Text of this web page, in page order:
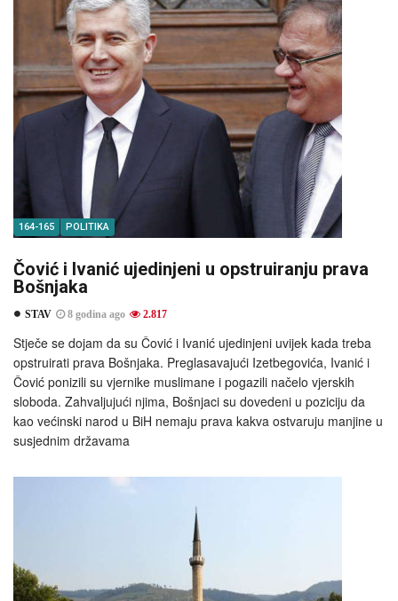
164-165 POLITIKA
Čović i Ivanić ujedinjeni u opstruiranju prava
Bošnjaka
STAV 8 godina ago 2.817
Stječe se dojam da su Čović i Ivanić ujedinjeni uvijek kada treba
opstruirati prava Bošnjaka. Preglasavajući Izetbegovića, Ivanić i
Čović ponizili su vjernike muslimane i pogazili načelo vjerskih
sloboda. Zahvaljujući njima, Bošnjaci su dovedeni u poziciju da
kao većinski narod u BiH nemaju prava kakva ostvaruju manjine u
susjednim državama